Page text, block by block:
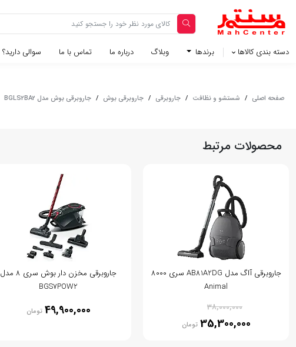
دسته بندی کالاها برندها وبلاگ‌ درباره ما تماس با ما سوالی دارید؟
صفحه اصلی / شستشو و نظافت / جاروبرقی / جاروبرقی بوش / جاروبرقی بوش مدل BGLS2BA2
محصولات مرتبط
جاروبرقی آاگ مدل AB81A2DG سری 8000
Animal
38,000,000
35,300,000 تومان
جاروبرقی مخزن دار بوش سری 8 مدل
BGS7POW2
49,900,000 تومان